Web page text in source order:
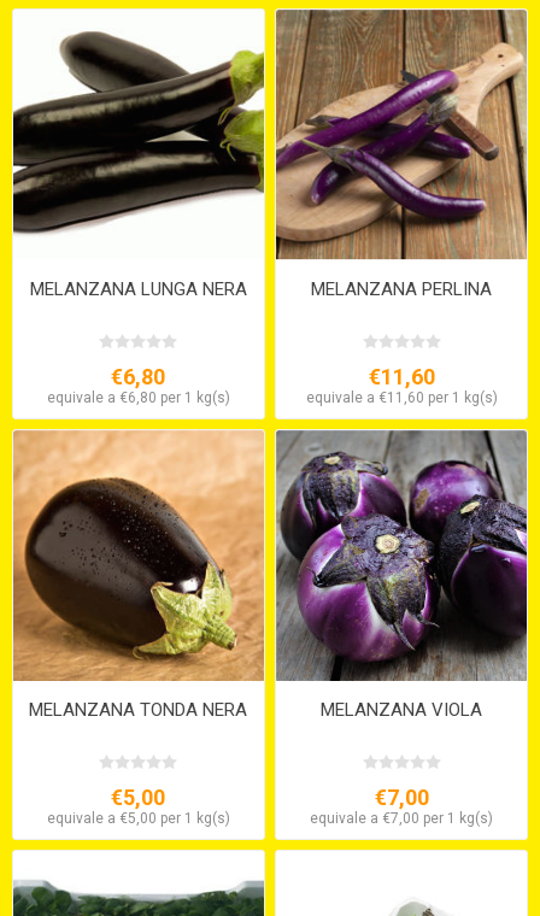
MELANZANA LUNGA NERA
€6,80
equivale a €6,80 per 1 kg(s)
MELANZANA PERLINA
€11,60
equivale a €11,60 per 1 kg(s)
MELANZANA TONDA NERA
€5,00
equivale a €5,00 per 1 kg(s)
MELANZANA VIOLA
€7,00
equivale a €7,00 per 1 kg(s)